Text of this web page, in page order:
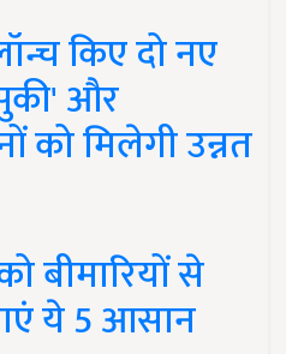
किए दो नए
और
को मिलेगी उन्नत
बीमारियों से
ये 5 आसान